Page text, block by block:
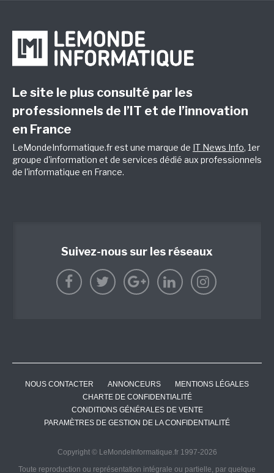
Le site le plus consulté par les
professionnels de l’IT et de l’innovation
en France
LeMondeInformatique.fr est une marque de IT News Info, 1er
groupe d'information et de services dédié aux professionnels
de l'informatique en France.
Suivez-nous sur les réseaux
NOUS CONTACTER ANNONCEURS
MENTIONS LÉGALES
CHARTE DE CONFIDENTIALITÉ
CONDITIONS GÉNÉRALES DE VENTE
PARAMÈTRES DE GESTION DE LA CONFIDENTIALITÉ
Copyright © LeMondeInformatique.fr 1997-2026
Toute reproduction ou représentation intégrale ou partielle, par quelque